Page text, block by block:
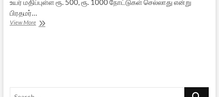
உயர் மதிப்புள்ள ரூ. 500, ரூ. 1000 நோட்டுகள் செல்லாது என்று
பிரதமர்…
View Moreகருப்புப்பண
Search